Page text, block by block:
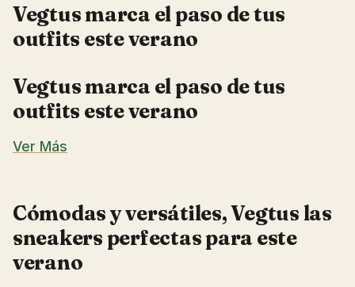
Vegtus marca el paso de tus
outfits este verano
Vegtus marca el paso de tus
outfits este verano
Ver Más
Cómodas y versátiles, Vegtus las
sneakers perfectas para este
verano